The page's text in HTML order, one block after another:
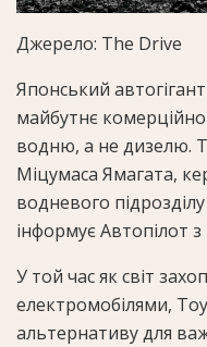
Джерело: The Drive
Японський
майбутнє
водню, а не дизелю.
Міцумаса Ямагата,
водневого
інформує Автопілот
У той час як світ
електромобілями,
альтернативу для